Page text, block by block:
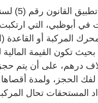
في أبوظبي، التي
المركبة أو
تكون القيمة
10 آلاف درهم، على أن
لفك الحجز، ولمدة
المستحقات تحال